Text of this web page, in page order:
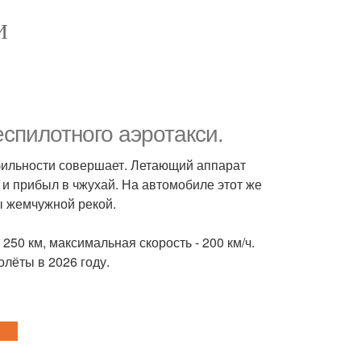
аэротакси.
совершает. Летающий аппарат
прибыл в чжухай. На автомобиле этот же
жемчужной рекой.
км, максимальная скорость - 200 км/ч.
в 2026 году.